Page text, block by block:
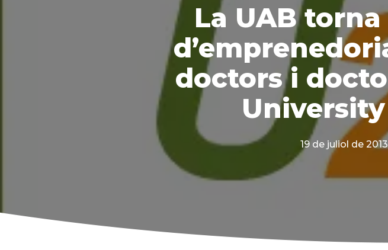
La UAB
doctors i
19 de juliol de 2013